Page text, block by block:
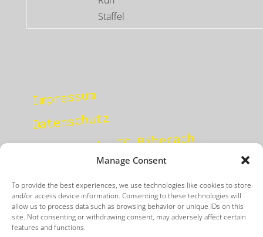
Manage Consent
To provide the best experiences, we use technologies like cookies to store
and/or access device information. Consenting to these technologies will
allow us to process data such as browsing behavior or unique IDs on this
site. Not consenting or withdrawing consent, may adversely affect certain
features and functions.
Staffel
Impressum
Datenschutz
Hauptverein TG Biberach
TG Biberach Abteilung Triathlon
Turngemeinde Biberach 1847 e.V. Adenauerallee 11